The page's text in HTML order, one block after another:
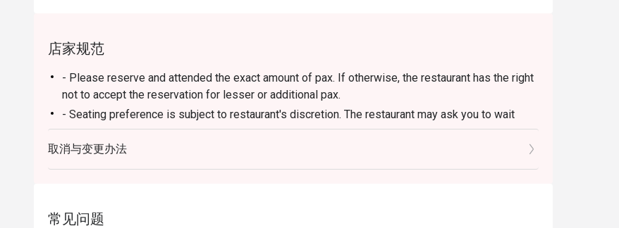
店家规范
- Please reserve and attended the exact amount of pax. If otherwise, the restaurant has the right
not to accept the reservation for lesser or additional pax.
- Seating preference is subject to restaurant's discretion. The restaurant may ask you to wait
during peak hour.
- Please show your reservation code upon arrival.
取消与变更办法
常见问题